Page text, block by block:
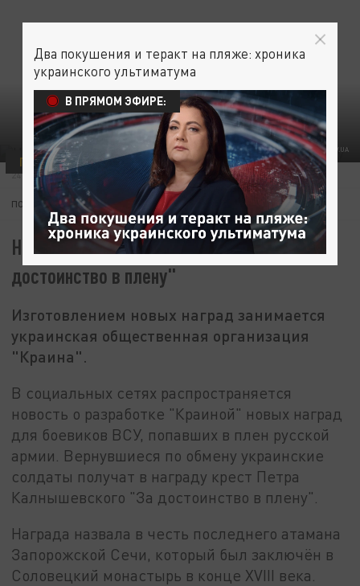
ФОТО: MIL.GOV.UA
ПОЛИТИКА ОБЩЕСТВО УКРАИНА
24 ИЮНЯ 09:30
ПОДПИШИТЕСЬ:
На Украине готовят медали "За
достоинство в плену"
Изготовлением новых наград занимается
украинская общественная организация
"Краина".
В социальных сетях распространяется
новость о разработке "Краиной" новых наград
для боевиков ВСУ, попавших в плен русской
армии. Вернувшиеся по обмену украинские
солдаты получат в награду крест Петра
Калнышевского "За достоинство в плену".
Награда назвала в честь последнего атамана
Запорожской Сечи, который был заключён в
Соловецкий монастырь в конце XVIII века.
Два покушения и теракт на пляже: хроника
украинского ультиматума
В ПРЯМОМ ЭФИРЕ: